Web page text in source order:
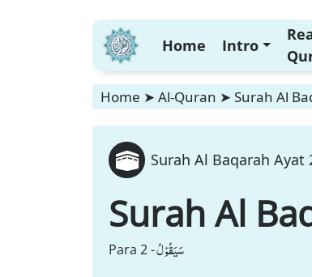
Home Intro
Home ➤ Al-Quran ➤ Surah Al
Surah Al Baqarah
Surah Al
Para 2 -سَیَقُوْلُ